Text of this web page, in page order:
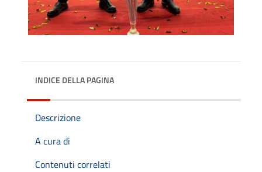
INDICE DELLA PAGINA
Descrizione
A cura di
Contenuti correlati